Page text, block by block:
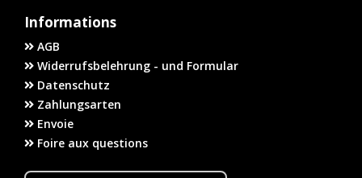
Informations
AGB
Widerrufsbelehrung - und Formular
Datenschutz
Zahlungsarten
Envoie
Foire aux questions